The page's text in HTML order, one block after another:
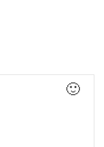
🙂